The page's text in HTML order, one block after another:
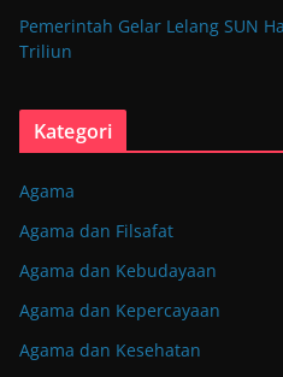
Pemerintah Gelar Lelang SUN
Triliun
Kategori
Agama
Agama dan Filsafat
Agama dan Kebudayaan
Agama dan Kepercayaan
Agama dan Kesehatan